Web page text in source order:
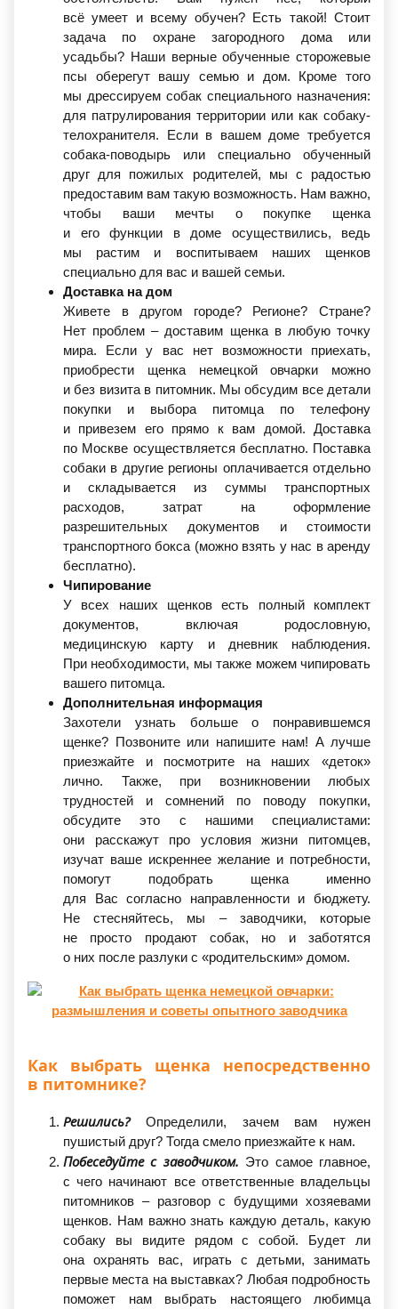
всё умеет и всему обучен? Есть такой! Стоит
задача по охране загородного дома или
усадьбы? Наши верные обученные сторожевые
псы оберегут вашу семью и дом. Кроме того
мы дрессируем собак специального назначения:
для патрулирования территории или как собаку-
телохранителя. Если в вашем доме требуется
собака-поводырь или специально обученный
друг для пожилых родителей, мы с радостью
предоставим вам такую возможность. Нам важно,
чтобы ваши мечты о покупке щенка
и его функции в доме осуществились, ведь
мы растим и воспитываем наших щенков
специально для вас и вашей семьи.
Доставка на дом
Живете в другом городе? Регионе? Стране?
Нет проблем – доставим щенка в любую точку
мира. Если у вас нет возможности приехать,
приобрести щенка немецкой овчарки можно
и без визита в питомник. Мы обсудим все детали
покупки и выбора питомца по телефону
и привезем его прямо к вам домой. Доставка
по Москве осуществляется бесплатно. Поставка
собаки в другие регионы оплачивается отдельно
и складывается из суммы транспортных
расходов, затрат на оформление
разрешительных документов и стоимости
транспортного бокса (можновзять у нас в аренду
бесплатно).
Чипирование
У всех наших щенков есть полный комплект
документов, включая родословную,
медицинскую карту и дневник наблюдения.
При необходимости, мы также можем чипировать
вашего питомца.
Дополнительная информация
Захотели узнать больше о понравившемся
щенке? Позвоните или напишите нам! А лучше
приезжайте и посмотрите на наших
«деток»
лично. Также, при возникновении любых
трудностей и сомнений по поводу покупки,
обсудите это с нашими специалистами:
они расскажут про условия жизни питомцев,
изучат ваше искреннее желание и потребности,
помогут подобрать щенка именно
для Вас согласно направленности и бюджету.
Не стесняйтесь, мы – заводчики, которые
не просто продают собак, но и заботятся
о них после разлуки с «родительским» домом.
Как выбрать щенка непосредственно
в питомнике?
Решились?Определили, зачем вам нужен
пушистый друг? Тогда смело приезжайте к нам.
Побеседуйте с заводчиком. Это самое главное,
с чего начинают все ответственные владельцы
питомников – разговор с будущими хозяевами
щенков. Нам важно знать каждую деталь, какую
собаку вы видите рядом с собой. Будет ли
она охранять вас, играть с детьми, занимать
первые места на выставках? Любая подробность
поможет нам выбрать настоящего любимца